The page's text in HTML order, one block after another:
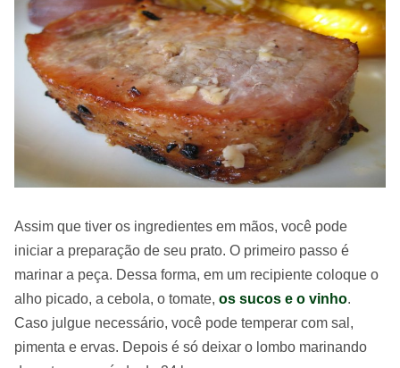
Assim que tiver os ingredientes em mãos, você pode
iniciar a preparação de seu prato. O primeiro passo é
marinar a peça. Dessa forma, em um recipiente coloque o
alho picado, a cebola, o tomate, os sucos e o vinho.
Caso julgue necessário, você pode temperar com sal,
pimenta e ervas. Depois é só deixar o lombo marinando